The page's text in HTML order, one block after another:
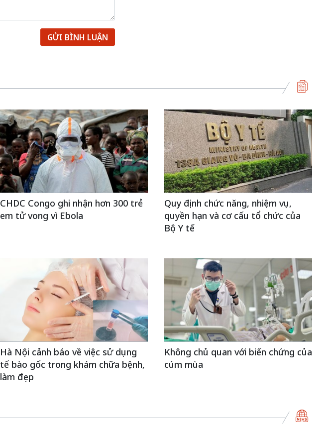
GỬI BÌNH LUẬN
CHDC Congo ghi nhận hơn 300 trẻ
em tử vong vì Ebola
Quy định chức năng, nhiệm vụ,
quyền hạn và cơ cấu tổ chức của
Bộ Y tế
Hà Nội cảnh báo về việc sử dụng
tế bào gốc trong khám chữa bệnh,
làm đẹp
Không chủ quan với biến chứng của
cúm mùa